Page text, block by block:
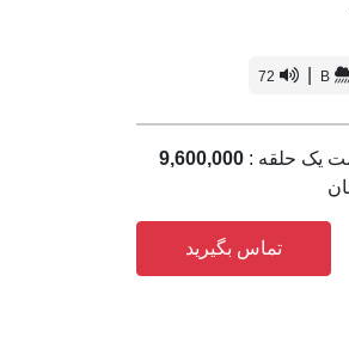
B
72
یک حلقه : 9,600,000
تماس بگیرید